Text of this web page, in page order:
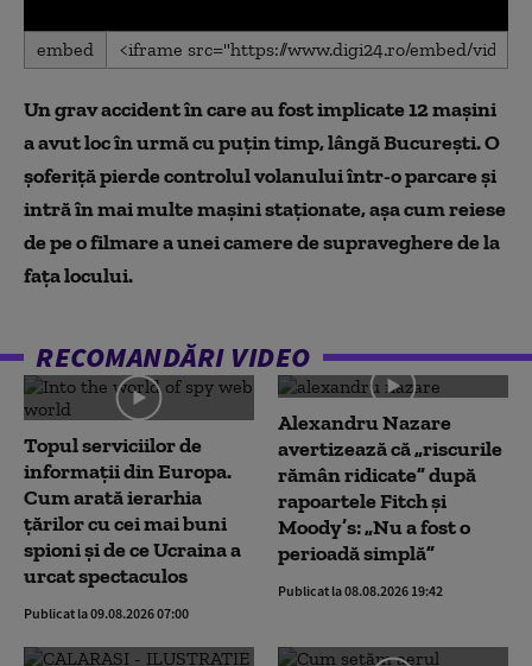
0
seconds
seconds
embed
Un grav accident în care au fost implicate 12 mașini
a avut loc în urmă cu puțin timp, lângă București. O
șoferiță pierde controlul volanului într-o parcare și
intră în mai multe mașini staționate, așa cum reiese
de pe o filmare a unei camere de supraveghere de la
fața locului.
RECOMANDĂRI VIDEO
Topul serviciilor de
informații din Europa.
Cum arată ierarhia
țărilor cu cei mai buni
spioni și de ce Ucraina a
urcat spectaculos
Publicat la 09.08.2026 07:00
Alexandru Nazare
avertizează că „riscurile
rămân ridicate” după
rapoartele Fitch și
Moody’s: „Nu a fost o
perioadă simplă”
Publicat la 08.08.2026 19:42